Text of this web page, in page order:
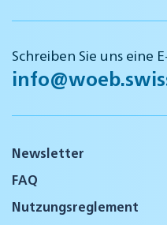
Schreiben Sie uns eine
Newsletter
FAQ
Nutzungsreglement